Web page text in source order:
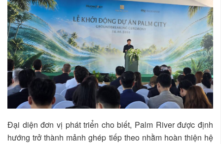
Đại diện đơn vị phát triển cho biết, Palm River được định
hướng trở thành mảnh ghép tiếp theo nhằm hoàn thiện hệ